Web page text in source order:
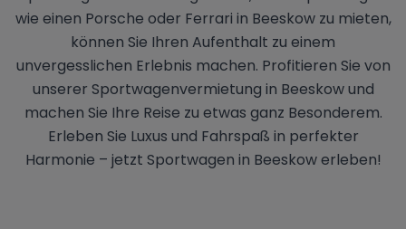
wie einen Porsche oder Ferrari in Beeskow zu mieten,
können Sie Ihren Aufenthalt zu einem
unvergesslichen Erlebnis machen. Profitieren Sie von
unserer Sportwagenvermietung in Beeskow und
machen Sie Ihre Reise zu etwas ganz Besonderem.
Erleben Sie Luxus und Fahrspaß in perfekter
Harmonie – jetzt Sportwagen in Beeskow erleben!